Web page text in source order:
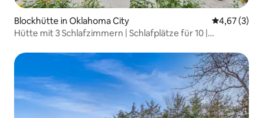
Blockhütte in Oklahoma City
4,67 (3)
Hütte mit 3 Schlafzimmern | Schlafplätze für 10 |